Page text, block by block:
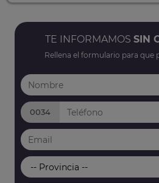
TE INFORMAMOS SIN
Rellena el formulario para que
0034